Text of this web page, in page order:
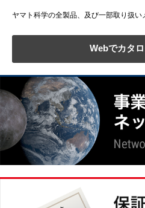
ヤマト科学の全製品、及び一部取り扱い
Webでカタ